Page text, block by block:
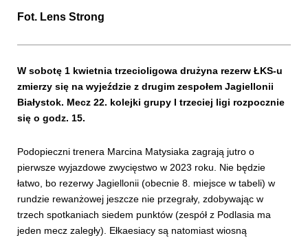
Fot. Lens Strong
W sobotę 1 kwietnia trzecioligowa drużyna rezerw ŁKS-u
zmierzy się na wyjeździe z drugim zespołem Jagiellonii
Białystok. Mecz 22. kolejki grupy I trzeciej ligi rozpocznie
się o godz. 15.
Podopieczni trenera Marcina Matysiaka zagrają jutro o
pierwsze wyjazdowe zwycięstwo w 2023 roku. Nie będzie
łatwo, bo rezerwy Jagiellonii (obecnie 8. miejsce w tabeli) w
rundzie rewanżowej jeszcze nie przegrały, zdobywając w
trzech spotkaniach siedem punktów (zespół z Podlasia ma
jeden mecz zaległy). Ełkaesiacy są natomiast wiosną